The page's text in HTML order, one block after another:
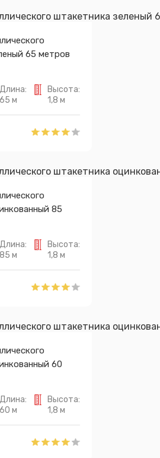
65 метров
Длина:
65 м
Высота:
1,8 м
85
Длина:
85 м
Высота:
1,8 м
60
Длина:
60 м
Высота:
1,8 м
успешно
за обращение, наш специалист